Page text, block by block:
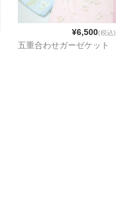
¥6,500(税込)
五重合わせガーゼケット